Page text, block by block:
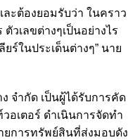
ละต้องยอมรับว่า ในคราว
วเลขต่างๆเป็นอย่างไร
ร์ในประเด็นต่างๆ” นาย
จำกัด เป็นผู้ได้รับการคัด
อเตอร์ ดำเนินการจัดทำ
ยการทรัพย์สินที่ส่งมอบดัง